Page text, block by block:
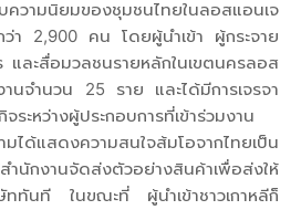
ความนิยมของชุมชนไทยในลอสแอนเจ
า 2,900 คน โดยผู้นำเข้า ผู้กระจาย
ละสื่อมวลชนรายหลักในเขตนครลอส
านจำนวน 25 ราย และได้มีการเจรจา
ระหว่างผู้ประกอบการที่เข้าร่วมงาน
ได้แสดงความสนใจส้มโอจากไทยเป็น
นักงานจัดส่งตัวอย่างสินค้าเพื่อส่งให้
ททันที ในขณะที่ ผู้นำเข้าชาวเกาหลีก็